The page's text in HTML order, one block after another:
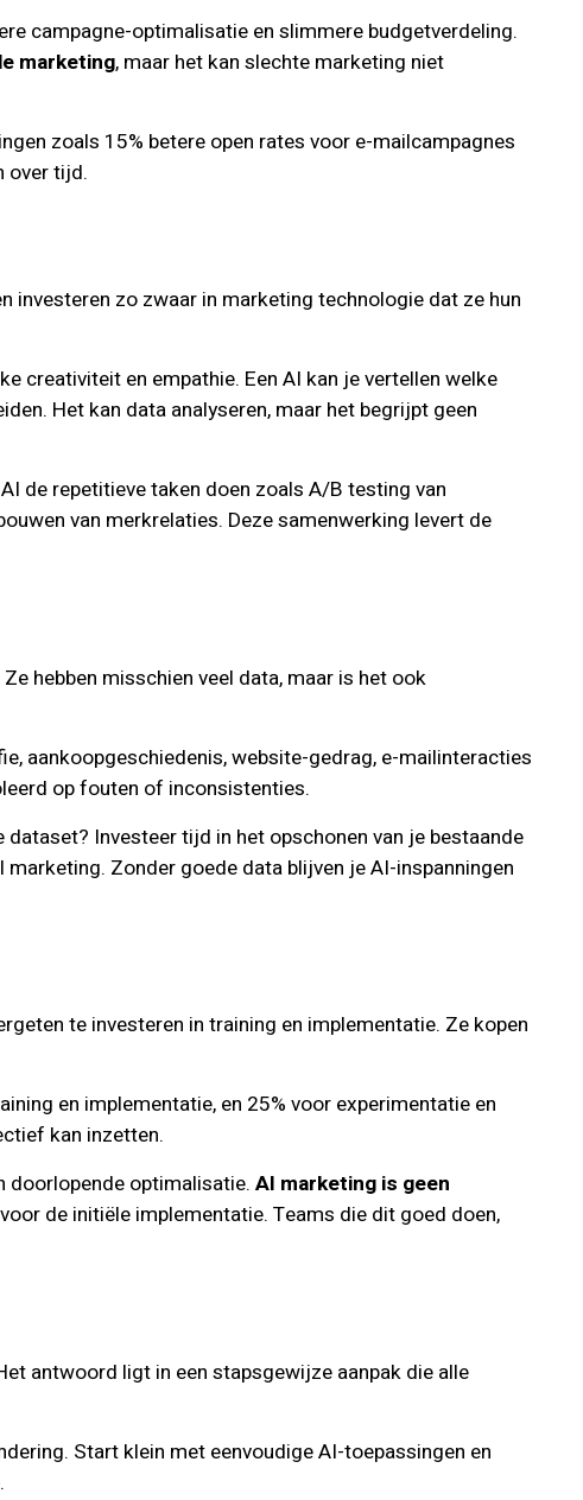
campagne-optimalisatie en slimmere budgetverdeling.
marketing, maar het kan slechte marketing niet
zoals 15% betere open rates voor e-mailcampagnes
over tijd.
investeren zo zwaar in marketing technologie dat ze hun
creativiteit en empathie. Een AI kan je vertellen welke
Het kan data analyseren, maar het begrijpt geen
de repetitieve taken doen zoals A/B testing van
van merkrelaties. Deze samenwerking levert de
hebben misschien veel data, maar is het ook
aankoopgeschiedenis, website-gedrag, e-mailinteracties
op fouten of inconsistenties.
Investeer tijd in het opschonen van je bestaande
Zonder goede data blijven je AI-inspanningen
te investeren in training en implementatie. Ze kopen
en implementatie, en 25% voor experimentatie en
kan inzetten.
doorlopende optimalisatie.AI marketing is geen
de initiële implementatie. Teams die dit goed doen,
antwoord ligt in een stapsgewijze aanpak die alle
Start klein met eenvoudige AI-toepassingen en